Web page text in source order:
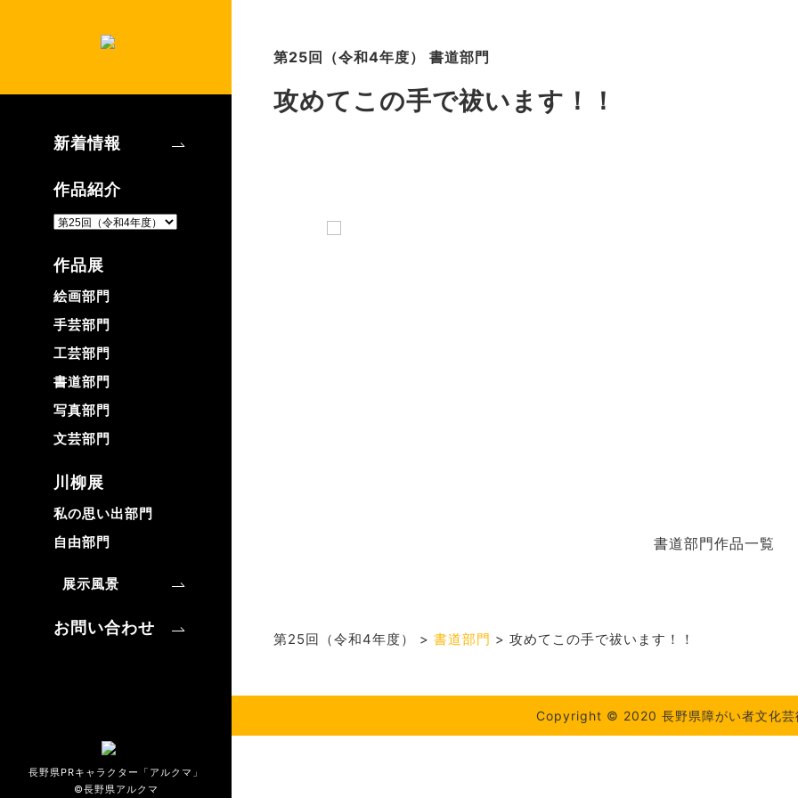
新着情報
作品紹介
作品展
絵画部門
手芸部門
工芸部門
書道部門
写真部門
文芸部門
川柳展
私の思い出部門
自由部門
展示風景
お問い合わせ
長野県PRキャラクター「アルクマ」
©長野県アルクマ
第25回（令和4年度） 書道部門
攻めてこの手で祓います！！
書道部門作品一覧
第25回（令和4年度） > 書道部門 > 攻めてこの手で祓います！！
Copyright © 2020 長野県障がい者文化芸